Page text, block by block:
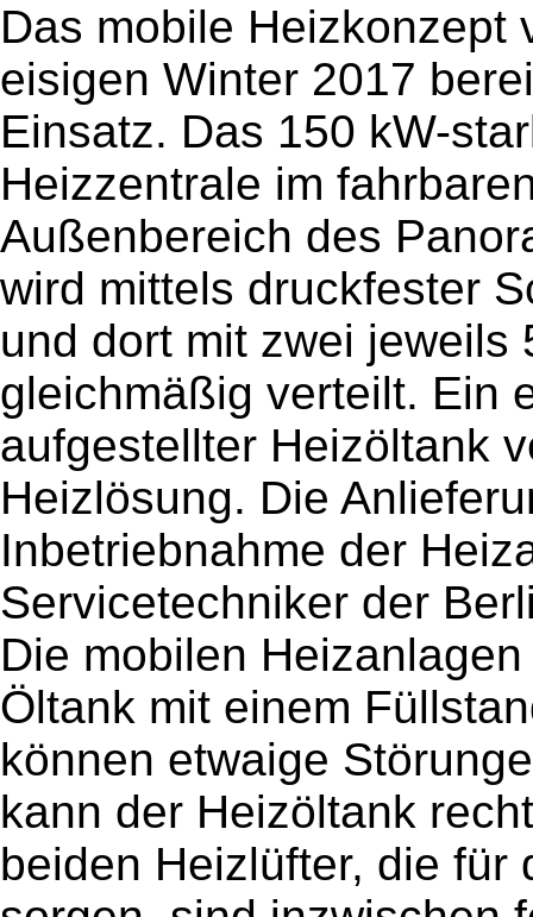
Das mobile Heizkonzept
eisigen Winter 2017
Einsatz. Das 150 kW-
Heizzentrale im
Außenbereich des
wird mittels druckfester
und dort mit zwei jeweils
gleichmäßig verteilt. Ein
aufgestellter Heizöltank
Heizlösung. Die
Inbetriebnahme der
Servicetechniker der
Die mobilen
Öltank mit einem
können etwaige
kann der Heizöltank
beiden Heizlüfter, die für